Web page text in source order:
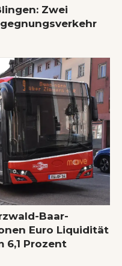
Zwei
Baar-
Euro Liquidität
6,1 Prozent